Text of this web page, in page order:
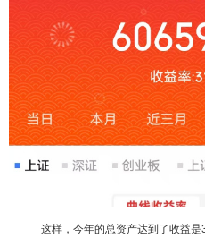
这样，今年的总资产达到了收益是